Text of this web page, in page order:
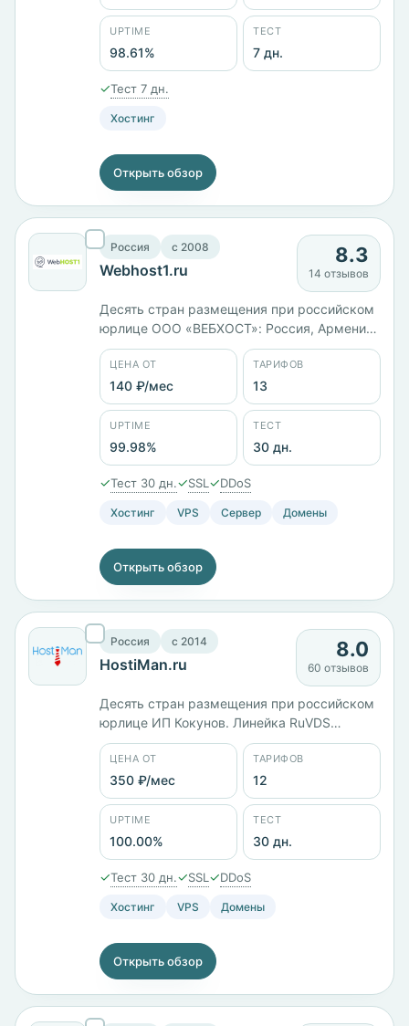
M с 2 ГБ памяти стоит 652 ₽/мес, 3XL с 6
ядрами и 12 ГБ — 3383 ₽/мес. Панели
cPanel, ISPmanager, Plesk. Заявленный
uptime 98,61%.
UPTIME
98.61%
ТЕСТ
7 дн.
✓Тест 7 дн.
Хостинг
Открыть обзор
Россия c 2008
Webhost1.ru
8.3
14 отзывов
Десять стран размещения при российском
юрлице ООО «ВЕБХОСТ»: Россия, Армения,
Молдова, Турция, Израиль, Гонконг,
Германия, Франция, Нидерланды и США.
Тринадцать тарифов от 140 ₽/мес, VDS в
Молдове — от 428 ₽/мес за 2 ГБ памяти до
2213 ₽/мес за 6 ядер и 8 ГБ. Возврат
средств и 30 дней теста.
ЦЕНА ОТ
140 ₽/мес
ТАРИФОВ
13
UPTIME
99.98%
ТЕСТ
30 дн.
✓Тест 30 дн.✓SSL ✓DDoS
Хостинг VPS Сервер Домены
Открыть обзор
Россия c 2014
HostiMan.ru
8.0
60 отзывов
Десять стран размещения при российском
юрлице ИП Кокунов. Линейка RuVDS
считается по ядрам: 1 ядро и 1 ГБ памяти
стоят 416 ₽/мес, 3 ядра и 4 ГБ — 1666 ₽/
мес, 4 ядра и 8 ГБ — 2500 ₽/мес.
Двенадцать тарифов от 350 ₽/мес, панели
cPanel, HestiaCP и ISPmanager. Заявленный
uptime 100%, тест 30 дней.
ЦЕНА ОТ
350 ₽/мес
ТАРИФОВ
12
UPTIME
100.00%
ТЕСТ
30 дн.
✓Тест 30 дн.✓SSL ✓DDoS
Хостинг VPS Домены
Открыть обзор